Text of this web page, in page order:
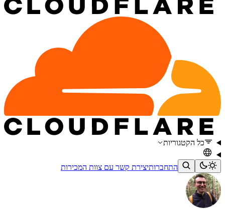
כל הקטגוריות
התחברותיצירת קשר עם צוות המכירות